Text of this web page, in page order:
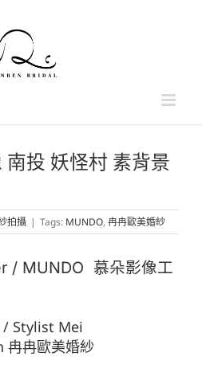
投 妖怪村 素背景
拍攝 | Tags: MUNDO, 冉冉歐美婚紗
/ MUNDO 慕朵影像工
Stylist Mei
冉冉歐美婚紗